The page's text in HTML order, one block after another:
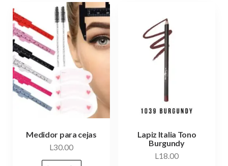
Medidor para cejas
L30.00
Lapiz Italia Tono
Burgundy
L18.00